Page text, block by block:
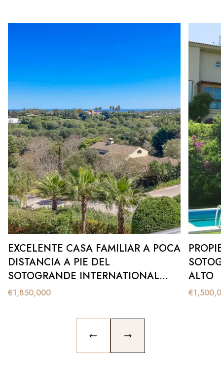
EXCELENTE CASA FAMILIAR A POCA
DISTANCIA A PIE DEL
SOTOGRANDE INTERNATIONAL
SCHOOL
€1,850,000
ALTO
€
PREVIOUS SLIDENEXT SLIDE